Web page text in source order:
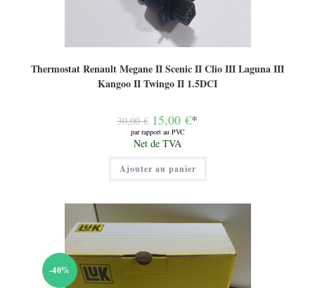
Thermostat Renault Megane II Scenic II Clio III Laguna III
Kangoo II Twingo II 1.5DCI
30,00€ Le
prix
initial
était :
30,00 €.
15,00 €*
par rapport au PVC
Le
prix
actuel
est :
15,00 €.
Net de TVA
Ajouter au panier
-40%